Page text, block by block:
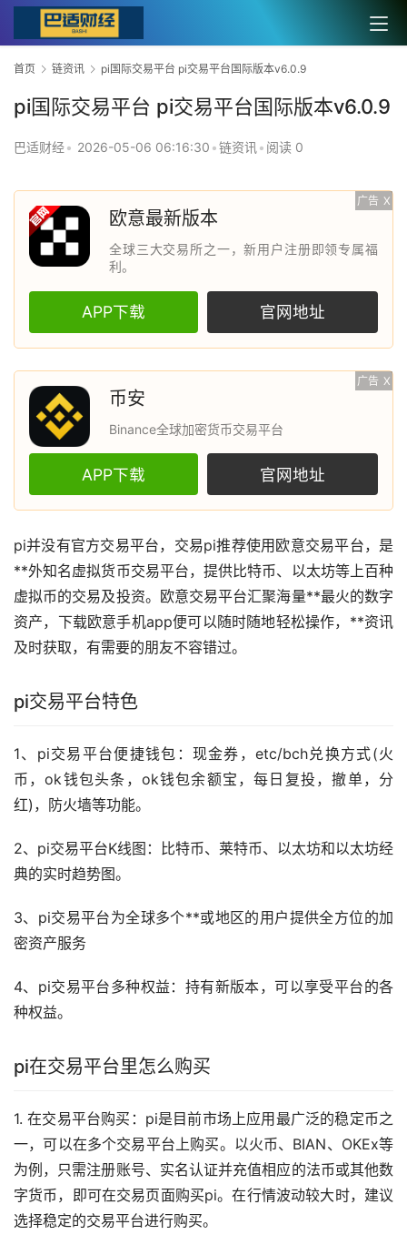
首页 链资讯 pi国际交易平台 pi交易平台国际版本v6.0.9
pi国际交易平台 pi交易平台国际版本v6.0.9
巴适财经• 2026-05-06 06:16:30 •链资讯 • 阅读 0
广告 X
欧意最新版本
全球三大交易所之一，新用户注册即领专属福
利。
APP下载 官网地址
广告 X
币安
Binance全球加密货币交易平台
APP下载 官网地址
pi并没有官方交易平台，交易pi推荐使用欧意交易平台，是
**外知名虚拟货币交易平台，提供比特币、 以太坊等上百种
虚拟币的交易及投资。欧意交易平台汇聚海量**最火的数字
资产，下载欧意手机app便可以随时随地轻松操作，**资讯
及时获取，有需要的朋友不容错过。
pi交易平台特色
1、pi交易平台便捷钱包 ：现金券，etc/bch兑换方式(火
币 ，ok钱包头条，ok钱包余额宝，每日复投，撤单，分
红)，防火墙等功能。
2、pi交易平台K线图：比特币、莱特币、以太坊和以太坊经
典的实时趋势图。
3、pi交易平台为全球多个**或地区的用户提供全方位的加
密资产服务
4、pi交易平台多种权益：持有新版本，可以享受平台的各
种权益。
pi在交易平台里怎么购买
1. 在交易平台购买：pi是目前市场 上应用最广泛的稳定币之
一，可以在多个交易平台上购买。以火币、BIAN、OKEx等
为例，只需注册账号、实名认证并充值相应的法币或其他数
字货币，即可在交易页面购买pi。在行情波动较大时，建议
选择稳定的交易平台进行购买。